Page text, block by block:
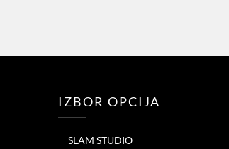
IZBOR OPCIJA
SLAM STUDIO